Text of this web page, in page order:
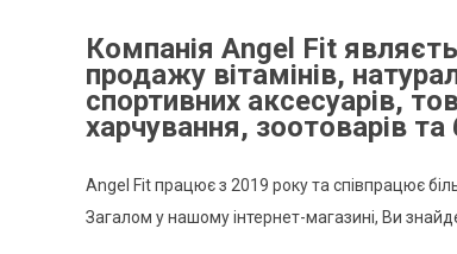
Компанія Angel Fit
продажу вітамінів,
спортивних аксесуарів,
харчування, зоотоварів та
Angel Fit працює з 2019 року та співпрацює
Загалом у нашому інтернет-магазині, Ви